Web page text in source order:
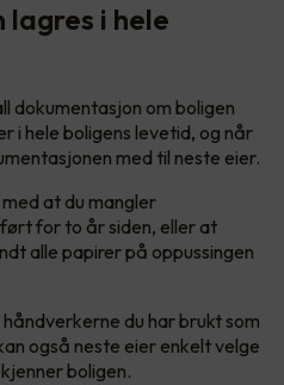
lagres i hele
dokumentasjon om boligen
i hele boligens levetid, og når
med til neste eier.
at du mangler
for to år siden, eller at
alle papirer på oppussingen
du har brukt som
også neste eier enkelt velge
boligen.